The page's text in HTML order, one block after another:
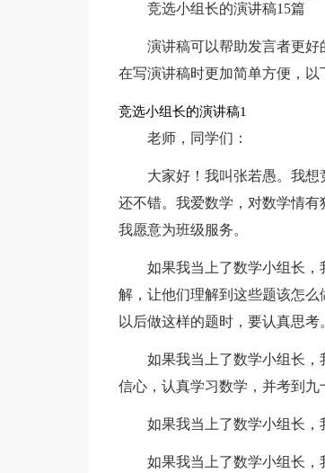
竞选小组长的演讲稿15篇
演讲稿可以帮助发言者更
在写演讲稿时更加简单方便，以
竞选小组长的演讲稿1
老师，同学们：
大家好！我叫张若愚。我
还不错。我爱数学，对数学情有
我愿意为班级服务。
如果我当上了数学小组长
解，让他们理解到这些题该怎
以后做这样的题时，要认真思考。
如果我当上了数学小组长
信心，认真学习数学，并考到九
如果我当上了数学小组长，
如果我当上了数学小组长，